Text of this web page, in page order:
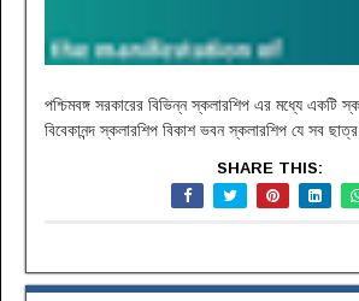
পশ্চিমবঙ্গ সরকারের বিভিন্ন স্কলারশিপ এর মধ্যে একটি
বিবেকানন্দ স্কলারশিপ বিকাশ ভবন স্কলারশিপ যে সব
SHARE THIS: